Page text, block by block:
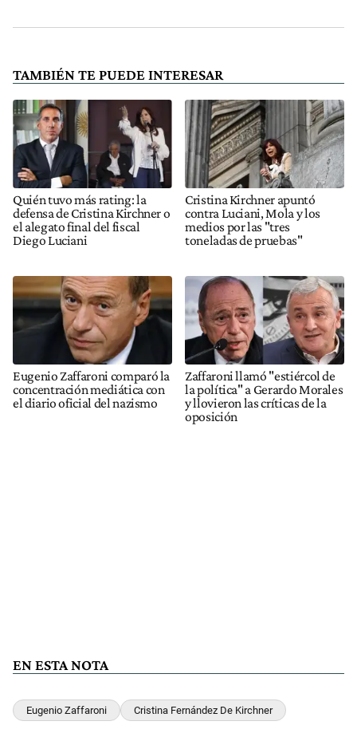
TAMBIÉN TE PUEDE INTERESAR
Quién tuvo más rating: la
defensa de Cristina Kirchner o
el alegato final del fiscal
Diego Luciani
Cristina Kirchner apuntó
contra Luciani, Mola y los
medios por las "tres
toneladas de pruebas"
Eugenio Zaffaroni comparó la
concentración mediática con
el diario oficial del nazismo
Zaffaroni llamó "estiércol de
la política" a Gerardo Morales
y llovieron las críticas de la
oposición
EN ESTA NOTA
Eugenio Zaffaroni Cristina Fernández De Kirchner